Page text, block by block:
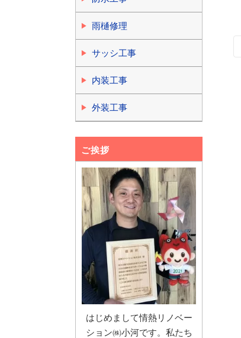
雨樋修理
サッシ工事
内装工事
外装工事
ご挨拶
はじめまして情熱リノベー
ション㈱小河です。私たち